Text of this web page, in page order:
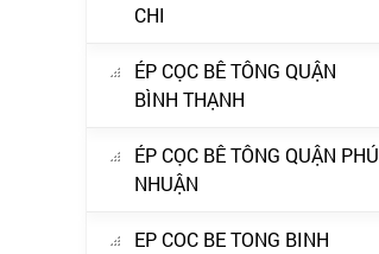
CHI
ÉP CỌC BÊ TÔNG QUẬN
BÌNH THẠNH
ÉP CỌC BÊ TÔNG QUẬN PHÚ
NHUẬN
EP COC BE TONG BINH